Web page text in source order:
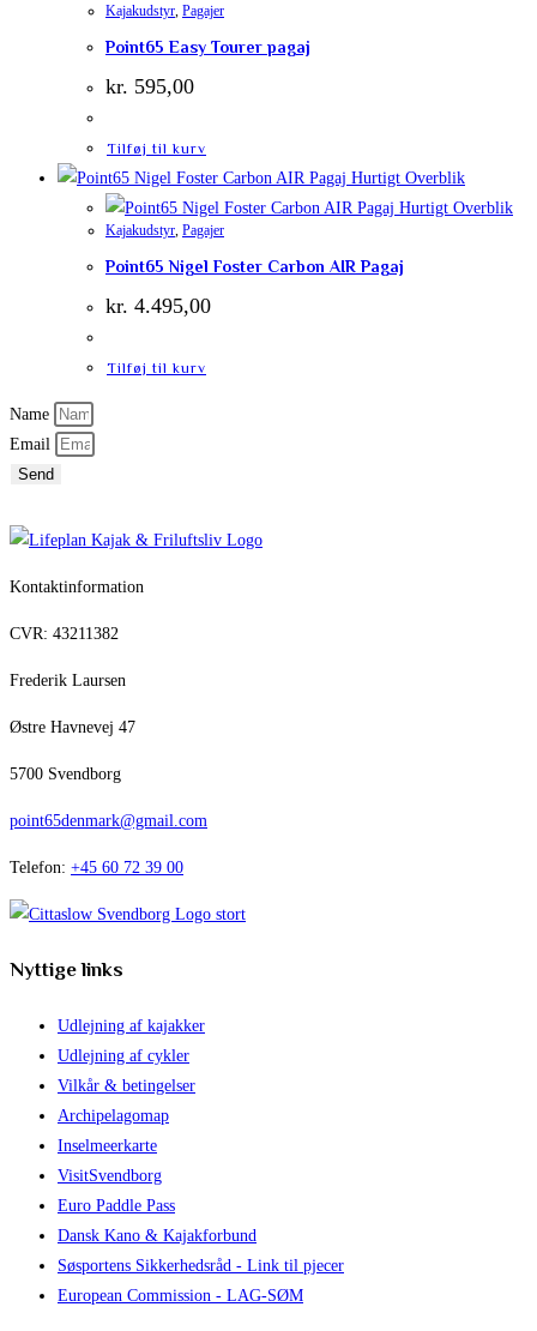
Kajakudstyr, Pagajer
Point65 Easy Tourer pagaj
kr. 595,00
Tilføj til kurv
Hurtigt Overblik
Hurtigt Overblik
Kajakudstyr, Pagajer
Point65 Nigel Foster Carbon AIR Pagaj
kr. 4.495,00
Tilføj til kurv
Name
Email
Send
Kontaktinformation
CVR: 43211382
Frederik Laursen
Østre Havnevej 47
5700 Svendborg
point65denmark@gmail.com
Telefon: +45 60 72 39 00
Nyttige links
Udlejning af kajakker
Udlejning af cykler
Vilkår & betingelser
Archipelagomap
Inselmeerkarte
VisitSvendborg
Euro Paddle Pass
Dansk Kano & Kajakforbund
Søsportens Sikkerhedsråd - Link til pjecer
European Commission - LAG-SØM